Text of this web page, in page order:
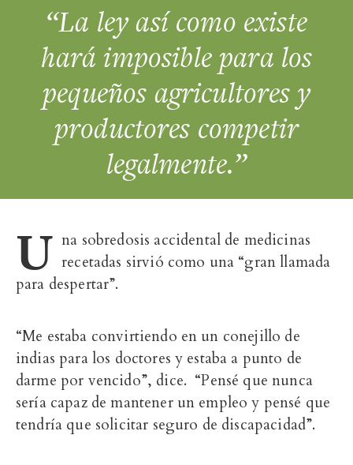
“La ley así como existe
hará imposible para los
pequeños agricultores y
productores competir
legalmente.”
U na sobredosis accidental de medicinas
recetadas sirvió como una “gran llamada
para despertar”.
“Me estaba convirtiendo en un conejillo de
indias para los doctores y estaba a punto de
darme por vencido”, dice. “Pensé que nunca
sería capaz de mantener un empleo y pensé que
tendría que solicitar seguro de discapacidad”.